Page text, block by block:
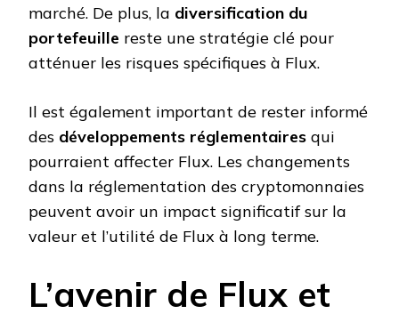
marché. De plus, la diversification du
portefeuille reste une stratégie clé pour
atténuer les risques spécifiques à Flux.
Il est également important de rester informé
des développements réglementaires qui
pourraient affecter Flux. Les changements
dans la réglementation des cryptomonnaies
peuvent avoir un impact significatif sur la
valeur et l’utilité de Flux à long terme.
L’avenir de Flux et